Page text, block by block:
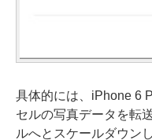
具体的には、iPhone 6
セルの写真データを転
ルへとスケールダウン